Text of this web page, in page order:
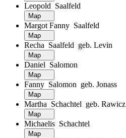
Leopold Saalfeld
Margot Fanny Saalfeld
Recha Saalfeld geb. Levin
Daniel Salomon
Fanny Salomon geb. Jonass
Martha Schachtel geb. Rawicz
Michaelis Schachtel